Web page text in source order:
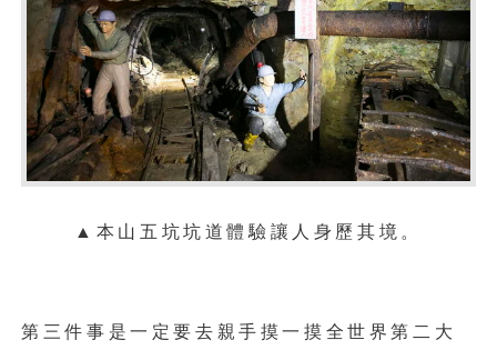
▲ 本山五坑坑道體驗讓人身歷其境。
第三件事是一定要去親手摸一摸全世界第二大